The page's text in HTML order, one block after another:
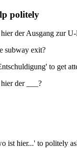
politely
der Ausgang zur
subway exit?
to get
der ___?
ist hier...' to politely